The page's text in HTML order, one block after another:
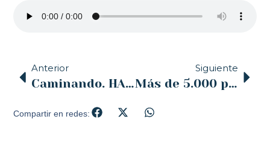
Anterior
Caminando. HAKUNA SANTANDER presenta en concierto «Capricho». 19.6.2024
Siguiente
Más de 5.000 personas atendidas por Proyecto Hombre Cantabria en 2023
Compartir en redes: